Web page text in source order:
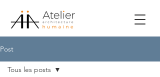
Post
Tous les posts